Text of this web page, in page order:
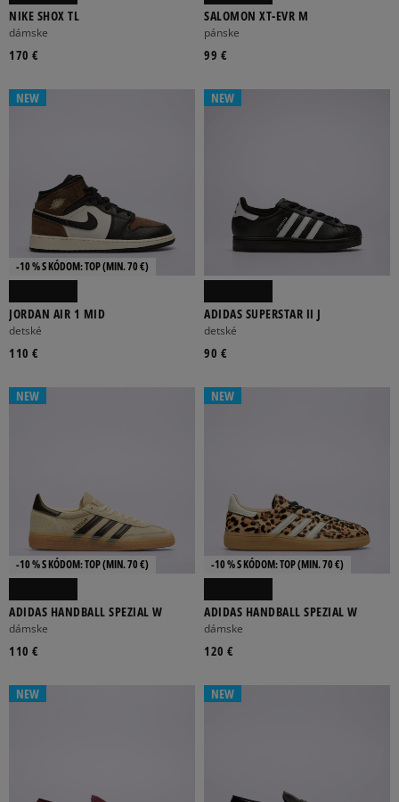
NIKE SHOX TL
dámske
170 €
SALOMON XT-EVR M
pánske
99 €
NEW
-10 % S KÓDOM: TOP (MIN. 70 €)
JORDAN AIR 1 MID
detské
110 €
NEW
ADIDAS SUPERSTAR II J
detské
90 €
NEW
-10 % S KÓDOM: TOP (MIN. 70 €)
ADIDAS HANDBALL SPEZIAL W
dámske
110 €
NEW
-10 % S KÓDOM: TOP (MIN. 70 €)
ADIDAS HANDBALL SPEZIAL W
dámske
120 €
NEW NEW